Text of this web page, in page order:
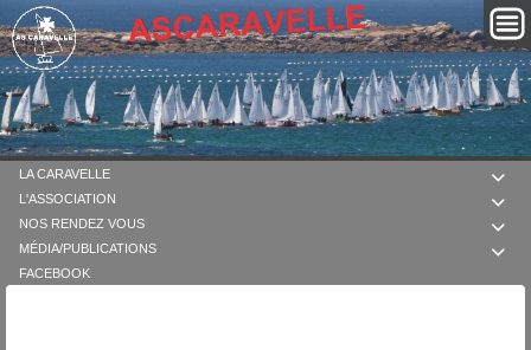

LA CARAVELLE

L'ASSOCIATION

NOS RENDEZ VOUS

MÉDIA/PUBLICATIONS
FACEBOOK